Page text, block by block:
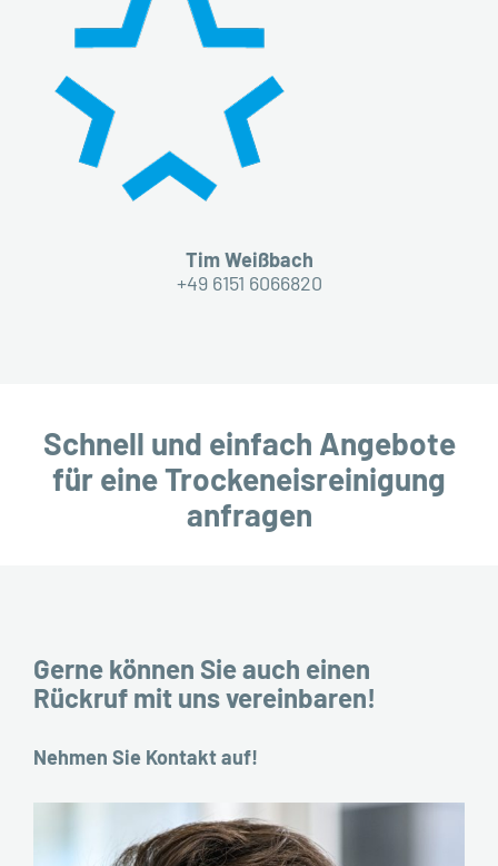
Tim Weißbach
+49 6151 6066820
Schnell und einfach Angebote
für eine Trockeneisreinigung
anfragen
Gerne können Sie auch einen
Rückruf mit uns vereinbaren!
Nehmen Sie Kontakt auf!